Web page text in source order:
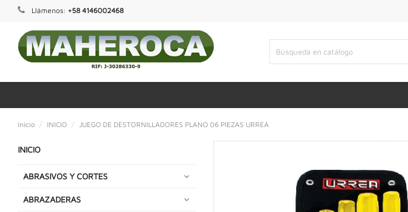
Llámenos: +58 4146002468
Inicio INICIO JUEGO DE DESTORNILLADORES PLANO 06 PIEZAS URREA
INICIO
ABRASIVOS Y CORTES
ABRAZADERAS